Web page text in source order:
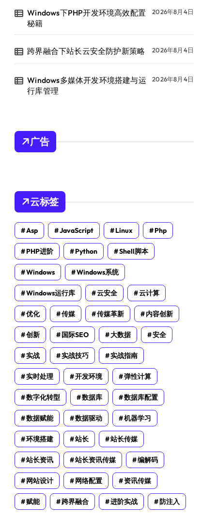
Windows下PHP开发环境高效配置
秘籍
2026年8月4日
跨界融合下站长云安全防护新策略 2026年8月4日
Windows多媒体开发环境搭建与运
行库管理
2026年8月4日
广告
云标签
Asp JavaScript Linux Php
PHP进阶 Python Shell脚本
Windows Windows系统
Windows运行库 云安全 云计算
优化 传媒 传媒革新 内容创新
创新 国际SEO 大数据 安全
实战 实战技巧 实战指南
实时处理 开发环境 弹性计算
数字化转型 数据库 数据库配置
数据赋能 数据驱动 机器学习
环境搭建 站长 站长传媒
站长资讯 站长资讯传媒 编解码
网站设计 网络配置 资讯传媒
赋能 跨界融合 进阶实战 防注入